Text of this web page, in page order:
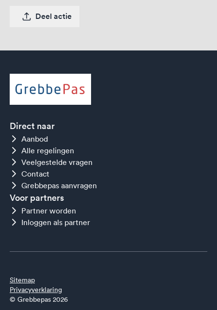
Deel actie
Direct naar
Aanbod
Alle regelingen
Veelgestelde vragen
Contact
Grebbepas aanvragen
Voor partners
Partner worden
Inloggen als partner
Sitemap
Privacyverklaring
© Grebbepas 2026